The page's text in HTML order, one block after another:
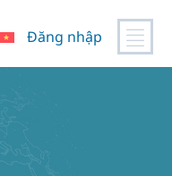
Đăng nhập